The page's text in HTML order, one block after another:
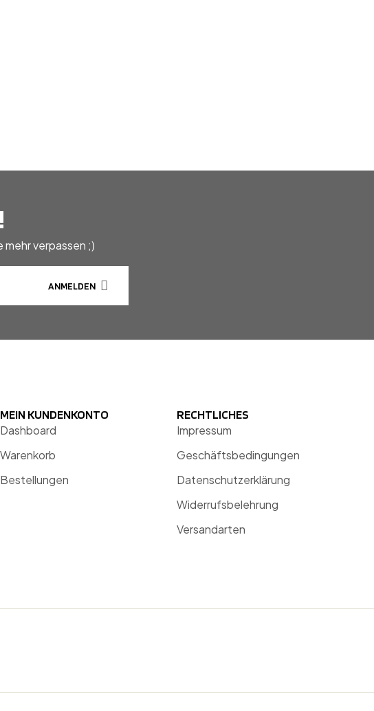
verpassen ;)
ANMELDEN
MEIN KUNDENKONTO
Dashboard
Warenkorb
Bestellungen
RECHTLICHES
Impressum
Geschäftsbedingungen
Datenschutzerklärung
Widerrufsbelehrung
Versandarten